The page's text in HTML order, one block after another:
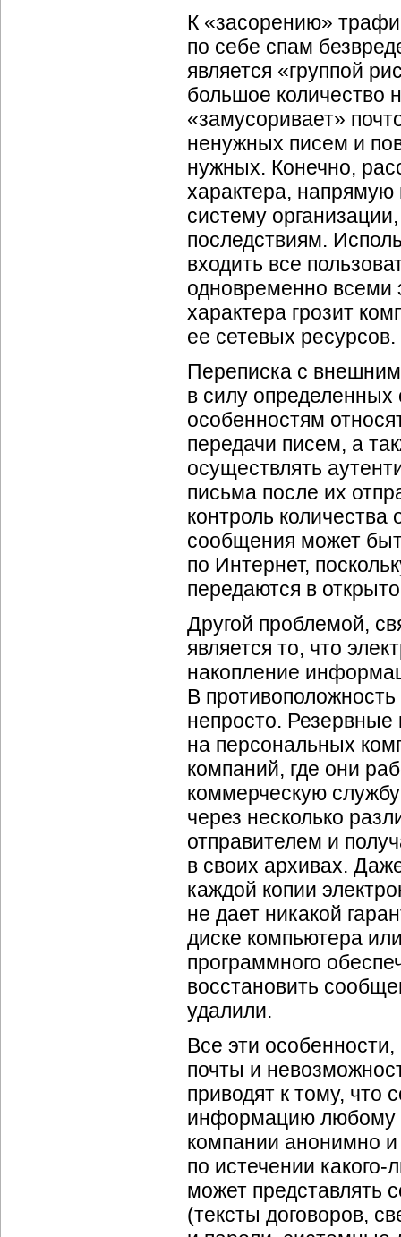
К «засорению»
по себе спам
является «группой
большое количество
«замусоривает»
ненужных писем и
нужных. Конечно,
характера, напрямую
систему
последствиям.
входить все
одновременно всеми
характера грозит
ее сетевых ресурсов.
Переписка с
в силу определенных
особенностям
передачи писем, а
осуществлять
письма после их
контроль
сообщения может
по Интернет,
передаются в
Другой проблемой,
является то, что
накопление
В
непросто. Резервные
на персональных
компаний, где они
коммерческую
через несколько
отправителем и
в своих архивах.
каждой копии
не дает никакой
диске компьютера
программного
восстановить
удалили.
Все эти
почты и
приводят к тому, что
информацию любому
компании анонимно
по истечении
может представлять
(тексты договоров,